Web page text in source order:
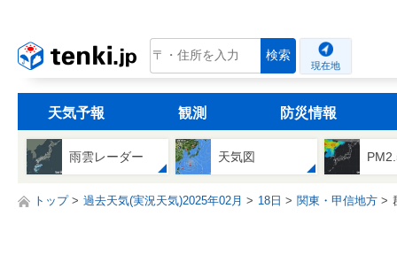
tenki.jp 検索
現在地
天気予報 観測 防災情報
雨雲レーダー 天気図
トップ 過去天気(実況天気)2025年02月 18日 関東・甲信地方